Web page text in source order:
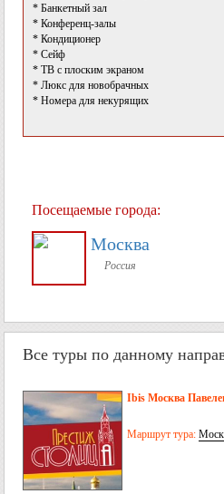
* Банкетный зал
* Конференц-залы
* Кондиционер
* Сейф
* ТВ с плоским экраном
* Люкс для новобрачных
* Номера для некурящих
Посещаемые города:
Москва
Россия
Все туры по данному
Ibis Москва
Маршрут тура: